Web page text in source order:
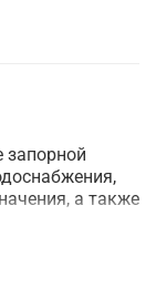
запорной
а также
к